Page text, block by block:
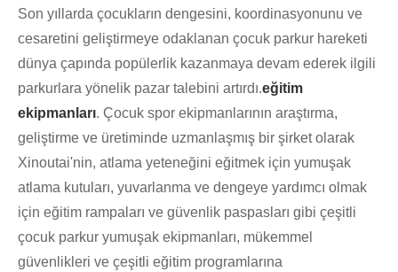
Son yıllarda çocukların dengesini, koordinasyonunu ve
cesaretini geliştirmeye odaklanan çocuk parkur hareketi
dünya çapında popülerlik kazanmaya devam ederek ilgili
parkurlara yönelik pazar talebini artırdı.eğitim
ekipmanları. Çocuk spor ekipmanlarının araştırma,
geliştirme ve üretiminde uzmanlaşmış bir şirket olarak
Xinoutai'nin, atlama yeteneğini eğitmek için yumuşak
atlama kutuları, yuvarlanma ve dengeye yardımcı olmak
için eğitim rampaları ve güvenlik paspasları gibi çeşitli
çocuk parkur yumuşak ekipmanları, mükemmel
güvenlikleri ve çeşitli eğitim programlarına